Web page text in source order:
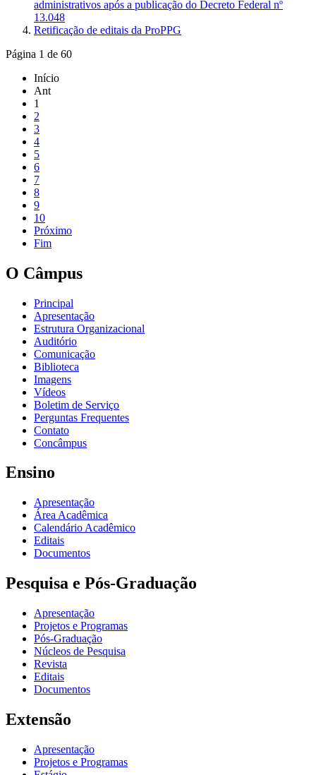
administrativos após a publicação do Decreto Federal nº
13.048
Retificação de editais da ProPPG
Página 1 de 60
Início
Ant
1
2
3
4
5
6
7
8
9
10
Próximo
Fim
O Câmpus
Principal
Apresentação
Estrutura Organizacional
Auditório
Comunicação
Biblioteca
Imagens
Vídeos
Boletim de Serviço
Perguntas Frequentes
Contato
Concâmpus
Ensino
Apresentação
Área Acadêmica
Calendário Acadêmico
Editais
Documentos
Pesquisa e Pós-Graduação
Apresentação
Projetos e Programas
Pós-Graduação
Núcleos de Pesquisa
Revista
Editais
Documentos
Extensão
Apresentação
Projetos e Programas